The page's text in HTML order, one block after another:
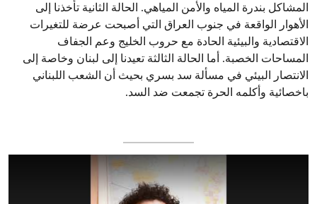
المشاكل بندرة المياه والأمن المياهي. الحالة الثانية تأخذنا إلى
الأهوار الواقعة في جنوب العراق التي أصبحت عرضة للتغيرات
الاقتصادية والبيئية الحادة مع حروب الخليج وعم الجفاف
المساحات الخصبة. أما الحالة الثالثة تعيدنا إلى لبنان وخاصة إلى
الانتصار البيئي في مسألة سد بسري بحيث أن الشعب اللبناني
باخصائية وأكلمه الحرة تجمعت ضد السد.